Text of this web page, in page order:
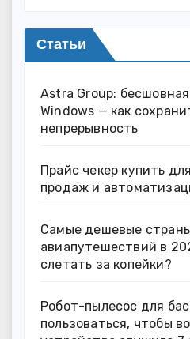
Статьи
Astra Group:
Windows — как
непрерывность
Прайс чекер купить
продаж и
Самые дешевые
авиапутешествий в
слетать за копейки?
Робот-пылесос для
пользоваться, чтобы